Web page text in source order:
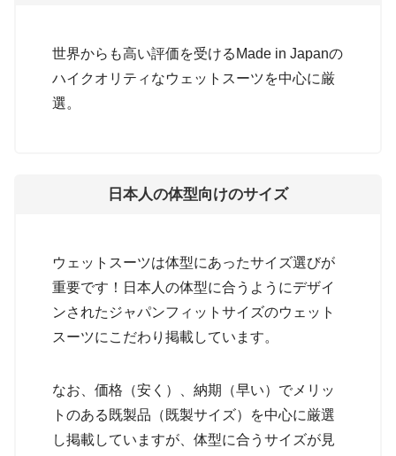
世界からも高い評価を受けるMade in Japanの
ハイクオリティなウェットスーツを中心に厳
選。
日本人の体型向けのサイズ
ウェットスーツは体型にあったサイズ選びが
重要です！日本人の体型に合うようにデザイ
ンされたジャパンフィットサイズのウェット
スーツにこだわり掲載しています。
なお、価格（安く）、納期（早い）でメリッ
トのある既製品（既製サイズ）を中心に厳選
し掲載していますが、体型に合うサイズが見